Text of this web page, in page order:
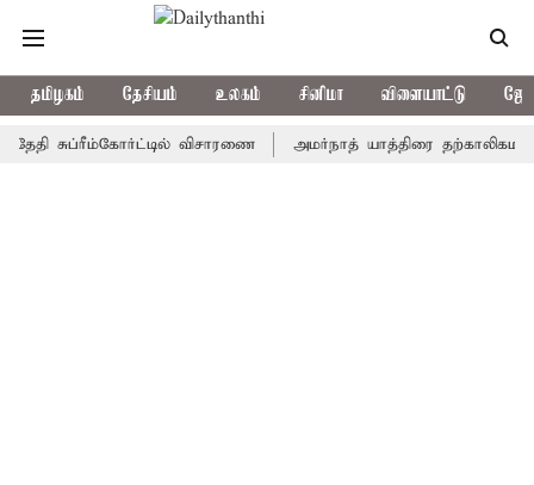
தமிழகம் தேசியம் உலகம் சினிமா விளையாட்டு
சுப்ரீம்கோர்ட்டில் விசாரணை அமர்நாத் யாத்திரை தற்காலிகமாக